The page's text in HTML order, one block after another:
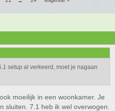
setup al verkeerd, moet je nagaan
moeilijk in een woonkamer. Je
sluiten. 7.1 heb ik wel overwogen.